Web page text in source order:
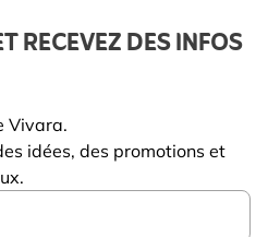
RECEVEZ DES INFOS
Vivara.
idées, des promotions et